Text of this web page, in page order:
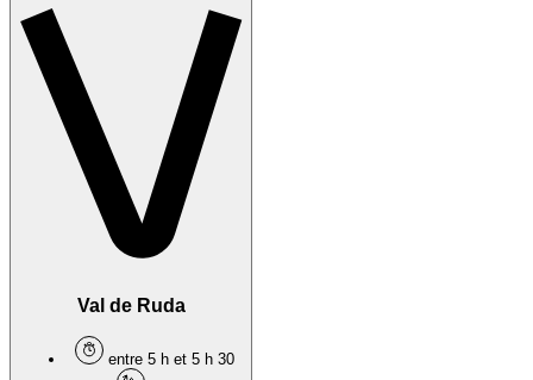
Val de Ruda
entre 5 h et 5 h 30